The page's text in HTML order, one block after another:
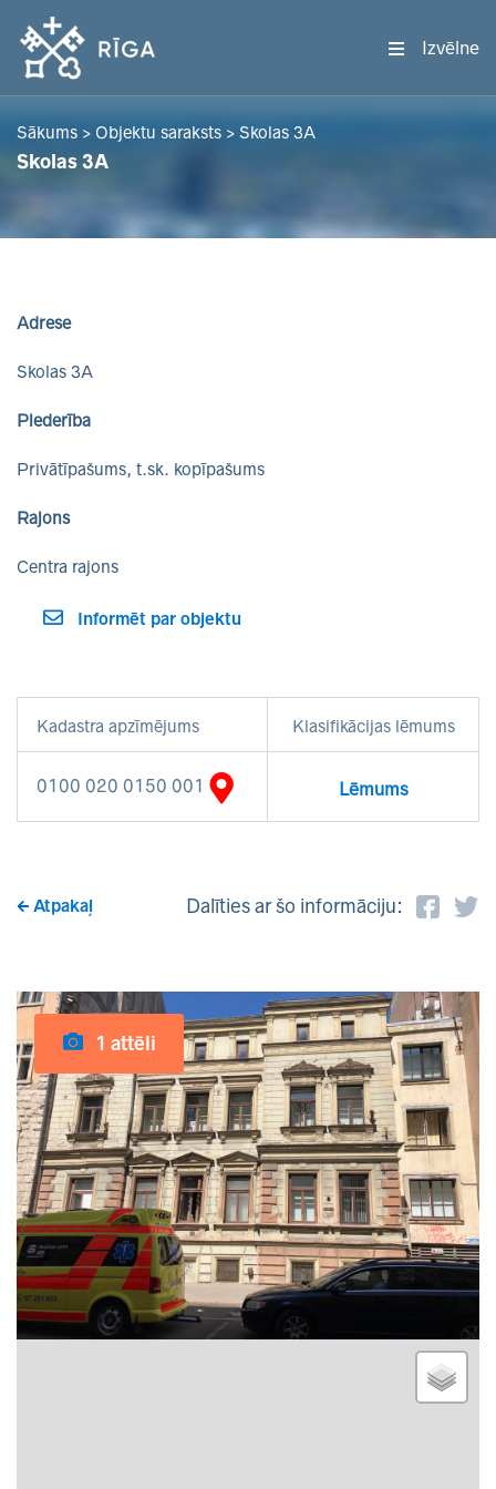
Izvēlne
Sākums > Objektu saraksts > Skolas 3A
Skolas 3A
Adrese
Skolas 3A
Piederība
Privātīpašums, t.sk. kopīpašums
Rajons
Centra rajons
Informēt par objektu
Kadastra apzīmējums Klasifikācijas lēmums
0100 020 0150 001 Lēmums
Atpakaļ Dalīties ar šo informāciju:
1 attēli